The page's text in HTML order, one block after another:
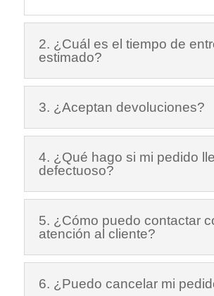
2. ¿Cuál es el tiempo de
estimado?
3. ¿Aceptan devoluciones?
4. ¿Qué hago si mi pedido
defectuoso?
5. ¿Cómo puedo contactar
atención al cliente?
6. ¿Puedo cancelar mi